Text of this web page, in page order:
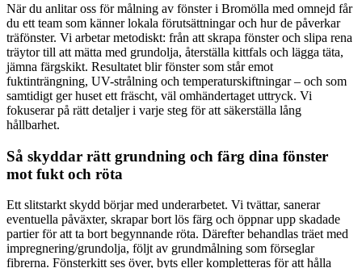
När du anlitar oss för målning av fönster i Bromölla med omnejd får
du ett team som känner lokala förutsättningar och hur de påverkar
träfönster. Vi arbetar metodiskt: från att skrapa fönster och slipa rena
träytor till att mätta med grundolja, återställa kittfals och lägga täta,
jämna färgskikt. Resultatet blir fönster som står emot
fuktinträngning, UV-strålning och temperaturskiftningar – och som
samtidigt ger huset ett fräscht, väl omhändertaget uttryck. Vi
fokuserar på rätt detaljer i varje steg för att säkerställa lång
hållbarhet.
Så skyddar rätt grundning och färg dina fönster
mot fukt och röta
Ett slitstarkt skydd börjar med underarbetet. Vi tvättar, sanerar
eventuella påväxter, skrapar bort lös färg och öppnar upp skadade
partier för att ta bort begynnande röta. Därefter behandlas träet med
impregnering/grundolja, följt av grundmålning som förseglar
fibrerna. Fönsterkitt ses över, byts eller kompletteras för att hålla